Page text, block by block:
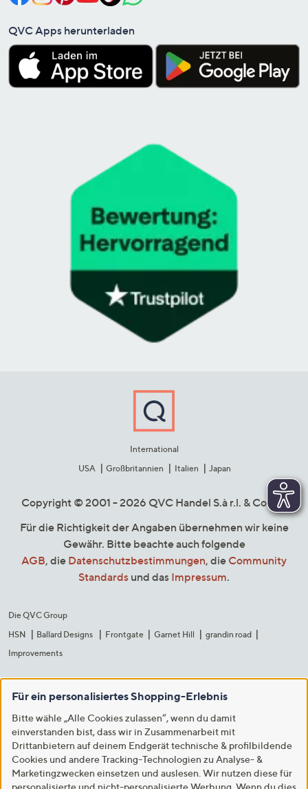
QVC Apps herunterladen
International
USA
Großbritannien Italien Japan
Copyright © 2001 - 2026 QVC Handel S.à r.l. & Co. KG
Für die Richtigkeit der Angaben übernehmen wir keine
Gewähr. Bitte beachte auch folgende
AGB, die Datenschutzbestimmungen, die Community
Standards und das Impressum.
Die QVC Group
HSN
Ballard Designs Frontgate Garnet Hill
grandin road
Improvements
Für ein personalisiertes Shopping-Erlebnis
Bitte wähle „Alle Cookies zulassen“, wenn du damit
einverstanden bist, dass wir in Zusammenarbeit mit
Drittanbietern auf deinem Endgerät technische & profilbildende
Cookies und andere Tracking-Technologien zu Analyse- &
Marketingzwecken einsetzen und auslesen. Wir nutzen diese für
personalisierte und nicht-personalisierte Werbung. Wenn du dies